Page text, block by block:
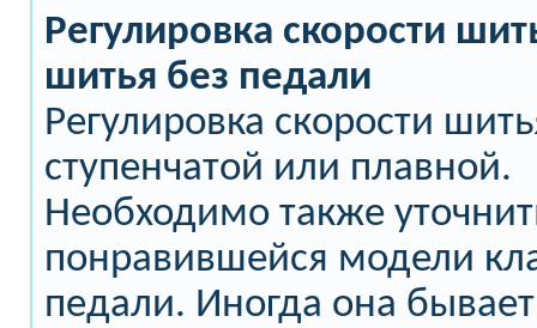
Регулировка скорости
шитья без педали
Регулировка скорости
ступенчатой или плавной.
Необходимо также
понравившейся модели
педали. Иногда она